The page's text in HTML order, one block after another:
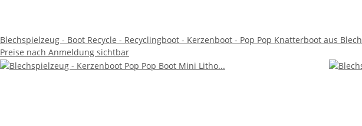
Blechspielzeug - Boot Recycle - Recyclingboot - Kerzenboot - Pop Pop Knatterboot aus Blech
Preise nach Anmeldung sichtbar